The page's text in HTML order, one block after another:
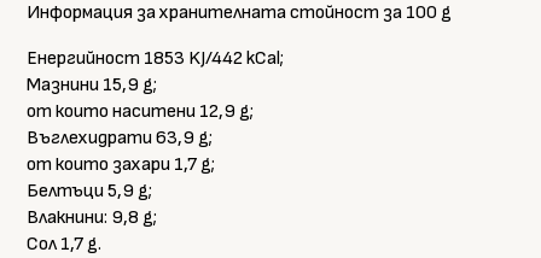
Информация за хранителната стойност за 100 g
Енергийност 1853 KJ/442 kCal;
Мазнини 15,9 g;
от които наситени 12,9 g;
Въглехидрати 63,9 g;
от които захари 1,7 g;
Белтъци 5,9 g;
Влакнини: 9,8 g;
Сол 1,7 g.